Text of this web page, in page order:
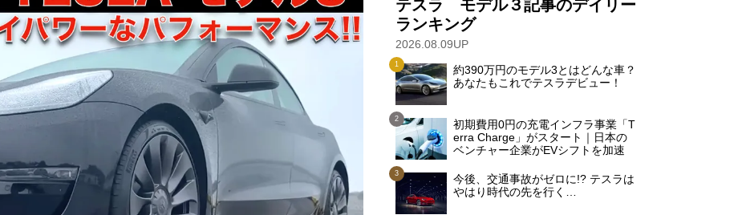
テスラ モデル３記事のデイリー
ランキング
2026.08.09UP
約390万円のモデル3とはどんな車？
あなたもこれでテスラデビュー！
初期費用0円の充電インフラ事業「T
erra Charge」がスタート｜日本の
ベンチャー企業がEVシフトを加速
今後、交通事故がゼロに!? テスラは
やはり時代の先を行く…